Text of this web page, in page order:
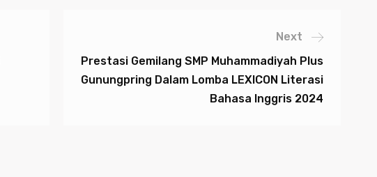
Next
Prestasi Gemilang SMP Muhammadiyah Plus
Gunungpring Dalam Lomba LEXICON Literasi
Bahasa Inggris 2024